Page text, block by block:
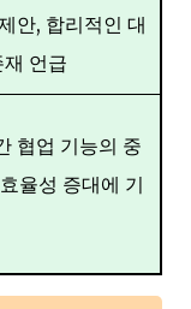
안, 합리적인 대
언급
협업 기능의 중
율성 증대에 기